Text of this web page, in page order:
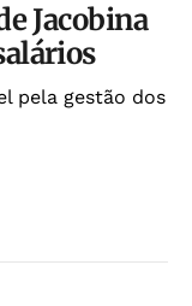
Jacobina
pela gestão dos